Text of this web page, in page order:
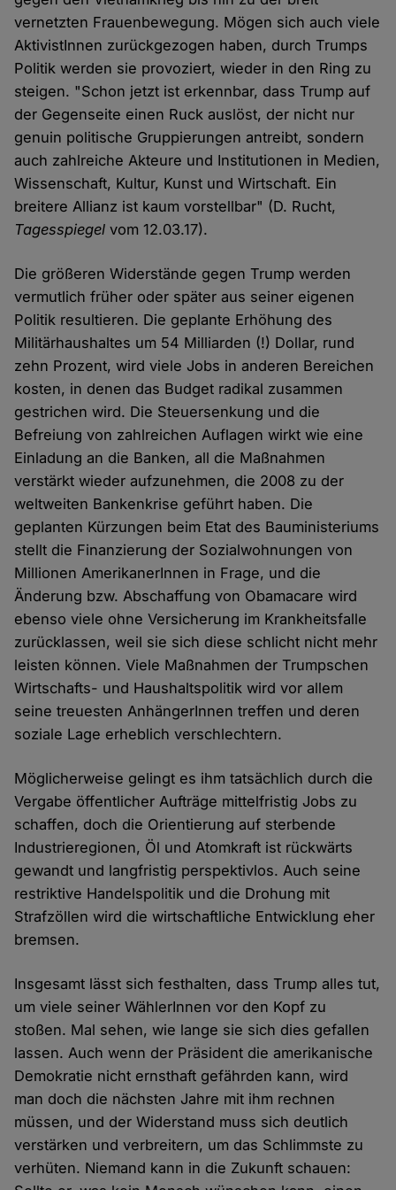
vernetzten Frauenbewegung. Mögen sich auch viele
AktivistInnen zurückgezogen haben, durch Trumps
Politik werden sie provoziert, wieder in den Ring zu
steigen. "Schon jetzt ist erkennbar, dass Trump auf
der Gegenseite einen Ruck auslöst, der nicht nur
genuin politische Gruppierungen antreibt, sondern
auch zahlreiche Akteure und Institutionen in Medien,
Wissenschaft, Kultur, Kunst und Wirtschaft. Ein
breitere Allianz ist kaum vorstellbar" (D. Rucht,
Tagesspiegel vom 12.03.17).
Die größeren Widerstände gegen Trump werden
vermutlich früher oder später aus seiner eigenen
Politik resultieren. Die geplante Erhöhung des
Militärhaushaltes um 54 Milliarden (!) Dollar, rund
zehn Prozent, wird viele Jobs in anderen Bereichen
kosten, in denen das Budget radikal zusammen
gestrichen wird. Die Steuersenkung und die
Befreiung von zahlreichen Auflagen wirkt wie eine
Einladung an die Banken, all die Maßnahmen
verstärkt wieder aufzunehmen, die 2008 zu der
weltweiten Bankenkrise geführt haben. Die
geplanten Kürzungen beim Etat des Bauministeriums
stellt die Finanzierung der Sozialwohnungen von
Millionen AmerikanerInnen in Frage, und die
Änderung bzw. Abschaffung von Obamacare wird
ebenso viele ohne Versicherung im Krankheitsfalle
zurücklassen, weil sie sich diese schlicht nicht mehr
leisten können. Viele Maßnahmen der Trumpschen
Wirtschafts- und Haushaltspolitik wird vor allem
seine treuesten AnhängerInnen treffen und deren
soziale Lage erheblich verschlechtern.
Möglicherweise gelingt es ihm tatsächlich durch die
Vergabe öffentlicher Aufträge mittelfristig Jobs zu
schaffen, doch die Orientierung auf sterbende
Industrieregionen, Öl und Atomkraft ist rückwärts
gewandt und langfristig perspektivlos. Auch seine
restriktive Handelspolitik und die Drohung mit
Strafzöllen wird die wirtschaftliche Entwicklung eher
bremsen.
Insgesamt lässt sich festhalten, dass Trump alles tut,
um viele seiner WählerInnen vor den Kopf zu
stoßen. Mal sehen, wie lange sie sich dies gefallen
lassen. Auch wenn der Präsident die amerikanische
Demokratie nicht ernsthaft gefährden kann, wird
man doch die nächsten Jahre mit ihm rechnen
müssen, und der Widerstand muss sich deutlich
verstärken und verbreitern, um das Schlimmste zu
verhüten. Niemand kann in die Zukunft schauen: